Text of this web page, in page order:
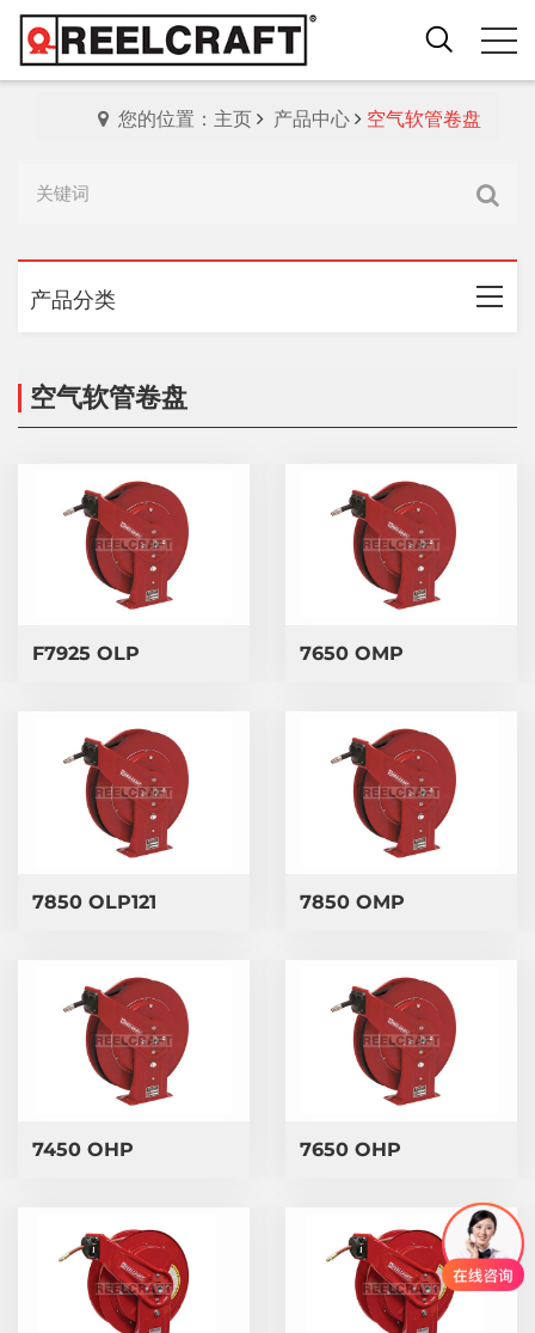
您的位置：主页 产品中心 空气软管卷盘
产品分类
空气软管卷盘
F7925 OLP 7650 OMP
7850 OLP121 7850 OMP
7450 OHP 7650 OHP